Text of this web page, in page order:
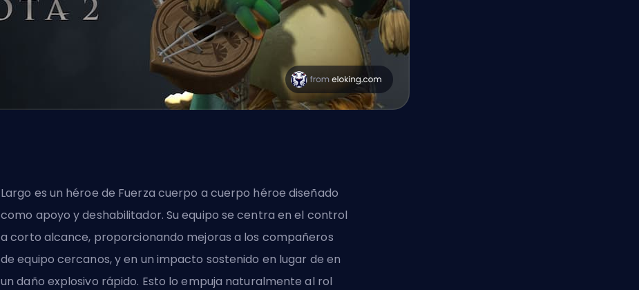
Largo es un héroe de Fuerza cuerpo a cuerpo héroediseñado
como apoyo y deshabilitador. Su equipo se centra en el control
a corto alcance, proporcionando mejoras a los compañeros
de equipo cercanos, y en un impacto sostenido en lugar de en
un daño explosivo rápido. Esto lo empuja naturalmente al rol